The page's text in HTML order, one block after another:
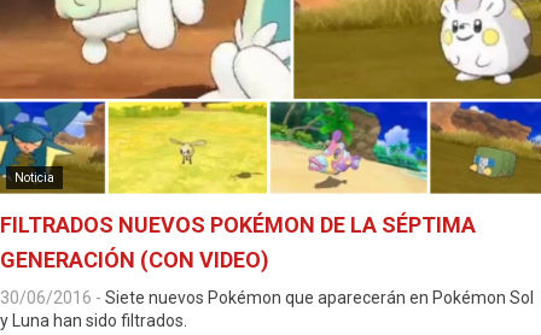
Noticia
FILTRADOS NUEVOS POKÉMON DE LA SÉPTIMA
GENERACIÓN (CON VIDEO)
30/06/2016 - Siete nuevos Pokémon que aparecerán en Pokémon Sol
y Luna han sido filtrados.